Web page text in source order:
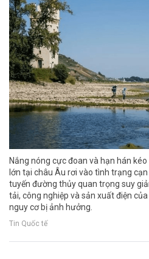
Nắng nóng cực đoan và hạn hán
lớn tại châu Âu rơi vào tình trạng
tuyến đường thủy quan trọng suy
tải, công nghiệp và sản xuất điện
nguy cơ bị ảnh hưởng.
Tin Quốc tế